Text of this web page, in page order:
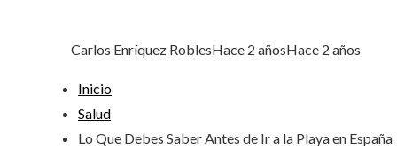
Carlos Enríquez RoblesHace 2 añosHace 2 años
Inicio
Salud
Lo Que Debes Saber Antes de Ir a la Playa en España